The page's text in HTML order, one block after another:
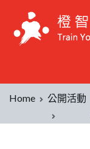
Home 公開活動